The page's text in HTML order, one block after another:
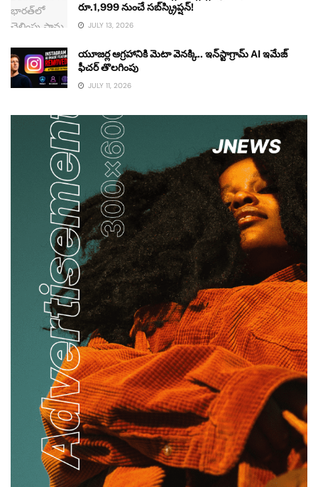
రూ.1,999 నుంచే సబ్‌స్క్రిప్షన్!
JULY 13, 2026
యూజర్ల ఆగ్రహానికి మెటా వెనక్కి.. ఇన్‌స్టాగ్రామ్ AI ఇమేజ్
ఫీచర్ తొలగింపు
JULY 11, 2026